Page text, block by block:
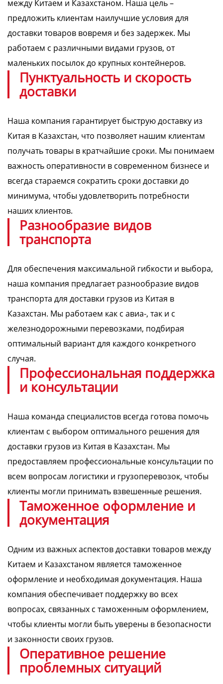
между Китаем и Казахстаном. Наша цель –
предложить клиентам наилучшие условия для
доставки товаров вовремя и без задержек. Мы
работаем с различными видами грузов, от
маленьких посылок до крупных контейнеров.
Пунктуальность и скорость
доставки
Наша компания гарантирует быструю доставку из
Китая в Казахстан, что позволяет нашим клиентам
получать товары в кратчайшие сроки. Мы понимаем
важность оперативности в современном бизнесе и
всегда стараемся сократить сроки доставки до
минимума, чтобы удовлетворить потребности
наших клиентов.
Разнообразие видов
транспорта
Для обеспечения максимальной гибкости и выбора,
наша компания предлагает разнообразие видов
транспорта для доставки грузов из Китая в
Казахстан. Мы работаем как с авиа-, так и с
железнодорожными перевозками, подбирая
оптимальный вариант для каждого конкретного
случая.
Профессиональная поддержка
и консультации
Наша команда специалистов всегда готова помочь
клиентам с выбором оптимального решения для
доставки грузов из Китая в Казахстан. Мы
предоставляем профессиональные консультации по
всем вопросам логистики и грузоперевозок, чтобы
клиенты могли принимать взвешенные решения.
Таможенное оформление и
документация
Одним из важных аспектов доставки товаров между
Китаем и Казахстаном является таможенное
оформление и необходимая документация. Наша
компания обеспечивает поддержку во всех
вопросах, связанных с таможенным оформлением,
чтобы клиенты могли быть уверены в безопасности
и законности своих грузов.
Оперативное решение
проблемных ситуаций